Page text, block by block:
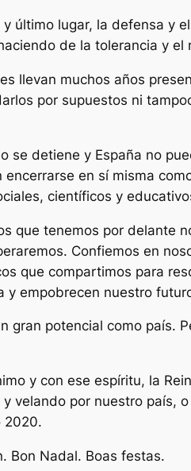
y último lugar, la defensa y
de la tolerancia y
llevan muchos años
por supuestos ni
se detiene y España no
encerrarse en sí misma
científicos y
que tenemos por delante
Confiemos en
que compartimos para
y empobrecen nuestro
gran potencial como país.
y con ese espíritu, la
velando por nuestro país,
2020.
Bon Nadal. Boas festas.